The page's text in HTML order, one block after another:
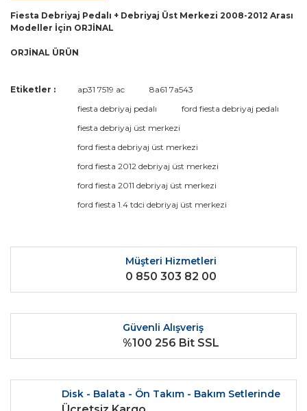
Fiesta Debriyaj Pedalı + Debriyaj Üst Merkezi 2008-2012 Arası
Modeller İçin ORJİNAL
ORJİNAL ÜRÜN
Bu ürüne ilk yorumu siz yapın!
Yorum Yaz
Bu ürünün fiyat bilgisi, resim, ürün açıklamalarında ve diğer
kullanarak tarafımıza iletebilirsiniz.
Görüş ve önerileriniz için teşekkür ederiz.
Gönder
Etiketler : ap31 7519 ac
8a61 7a543
fiesta debriyaj pedalı
ford fiesta debriyaj pedalı
fiesta debriyaj üst merkezi
ford fiesta debriyaj üst merkezi
ford fiesta 2012 debriyaj üst merkezi
ford fiesta 2011 debriyaj üst merkezi
ford fiesta 1.4 tdci debriyaj üst merkezi
Müşteri Hizmetleri
0 850 303 82 00
Güvenli Alışveriş
%100 256 Bit SSL
Disk - Balata - Ön Takım - Bakım Setlerinde